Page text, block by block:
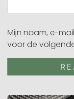
Mijn naam, e-
voor de